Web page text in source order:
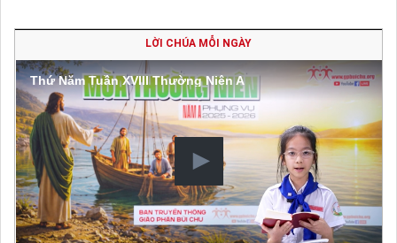
LỜI CHÚA MỖI NGÀY
Thứ Năm Tuần XVIII Thường Niên A